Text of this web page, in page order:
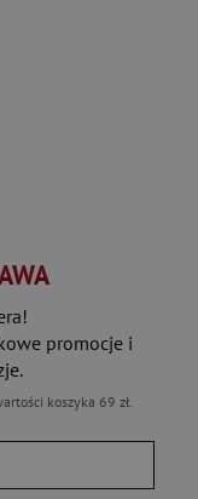
promocje i
koszyka 69 zł.